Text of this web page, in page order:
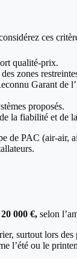
ces
qualité-prix.
zones
Garant de
proposés.
la fiabilité et de
PAC (air-air,
000 €, selon
surtout lors des
l’été ou le